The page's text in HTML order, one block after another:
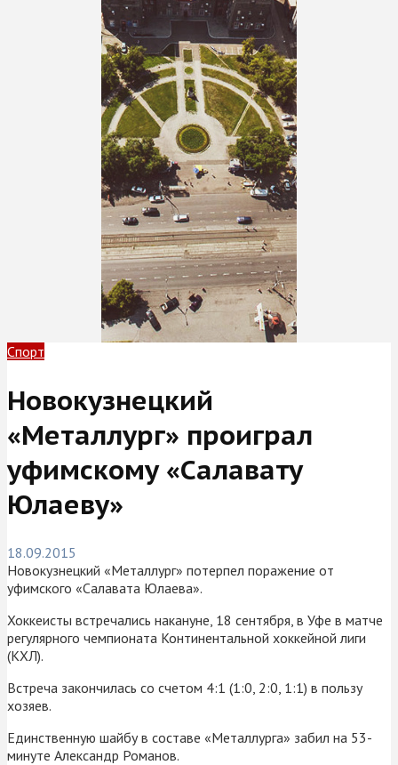
Спорт
Новокузнецкий
«Металлург» проиграл
уфимскому «Салавату
Юлаеву»
18.09.2015
Новокузнецкий «Металлург» потерпел поражение от
уфимского «Салавата Юлаева».
Хоккеисты встречались накануне, 18 сентября, в Уфе в матче
регулярного чемпионата Континентальной хоккейной лиги
(КХЛ).
Встреча закончилась со счетом 4:1 (1:0, 2:0, 1:1) в пользу
хозяев.
Единственную шайбу в составе «Металлурга» забил на 53-
минуте Александр Романов.